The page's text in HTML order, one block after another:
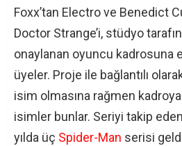
Foxx’tan Electro ve Benedict
Doctor Strange’i, stüdyo
onaylanan oyuncu kadrosuna
üyeler. Proje ile bağlantılı
isim olmasına rağmen
isimler bunlar. Seriyi takip
yılda üç Spider-Man serisi